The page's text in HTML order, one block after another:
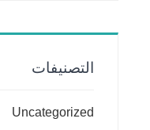
التصنيفات
Uncategorized